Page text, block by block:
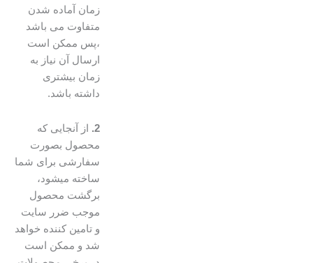
زمان آماده شدن
متفاوت می باشد
،پس ممکن است
ارسال آن نیاز به
زمان بیشتری
داشته باشد.
از آنجایی که
محصول بصورت
سفارشی برای شما
ساخته میشود،
برگشت محصول
موجب ضرر سایت
و تامین کننده خواهد
شد و ممکن است